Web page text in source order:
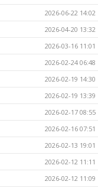
2026-06-22 14:02
2026-04-20 13:32
2026-03-16 11:01
2026-02-24 06:48
2026-02-19 14:30
2026-02-19 13:39
2026-02-17 08:55
2026-02-16 07:51
2026-02-13 19:01
2026-02-12 11:11
2026-02-12 11:09